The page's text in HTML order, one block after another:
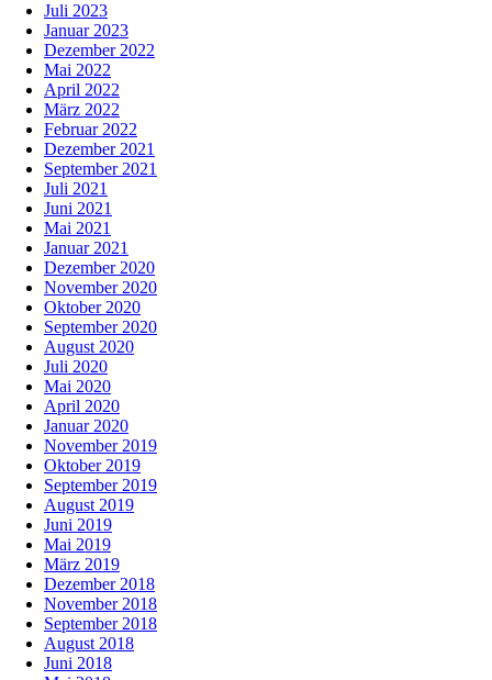
Juli 2023
Januar 2023
Dezember 2022
Mai 2022
April 2022
März 2022
Februar 2022
Dezember 2021
September 2021
Juli 2021
Juni 2021
Mai 2021
Januar 2021
Dezember 2020
November 2020
Oktober 2020
September 2020
August 2020
Juli 2020
Mai 2020
April 2020
Januar 2020
November 2019
Oktober 2019
September 2019
August 2019
Juni 2019
Mai 2019
März 2019
Dezember 2018
November 2018
September 2018
August 2018
Juni 2018